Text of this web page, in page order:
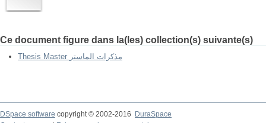
Ce document figure dans la(les) collection(s) suivante(s)
Thesis Master مذكرات الماستر
DSpace software copyright © 2002-2016
DuraSpace